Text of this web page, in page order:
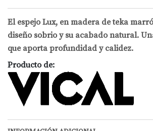
El espejo Lux, en madera de teka
diseño sobrio y su acabado natural.
que aporta profundidad y calidez.
Producto de: